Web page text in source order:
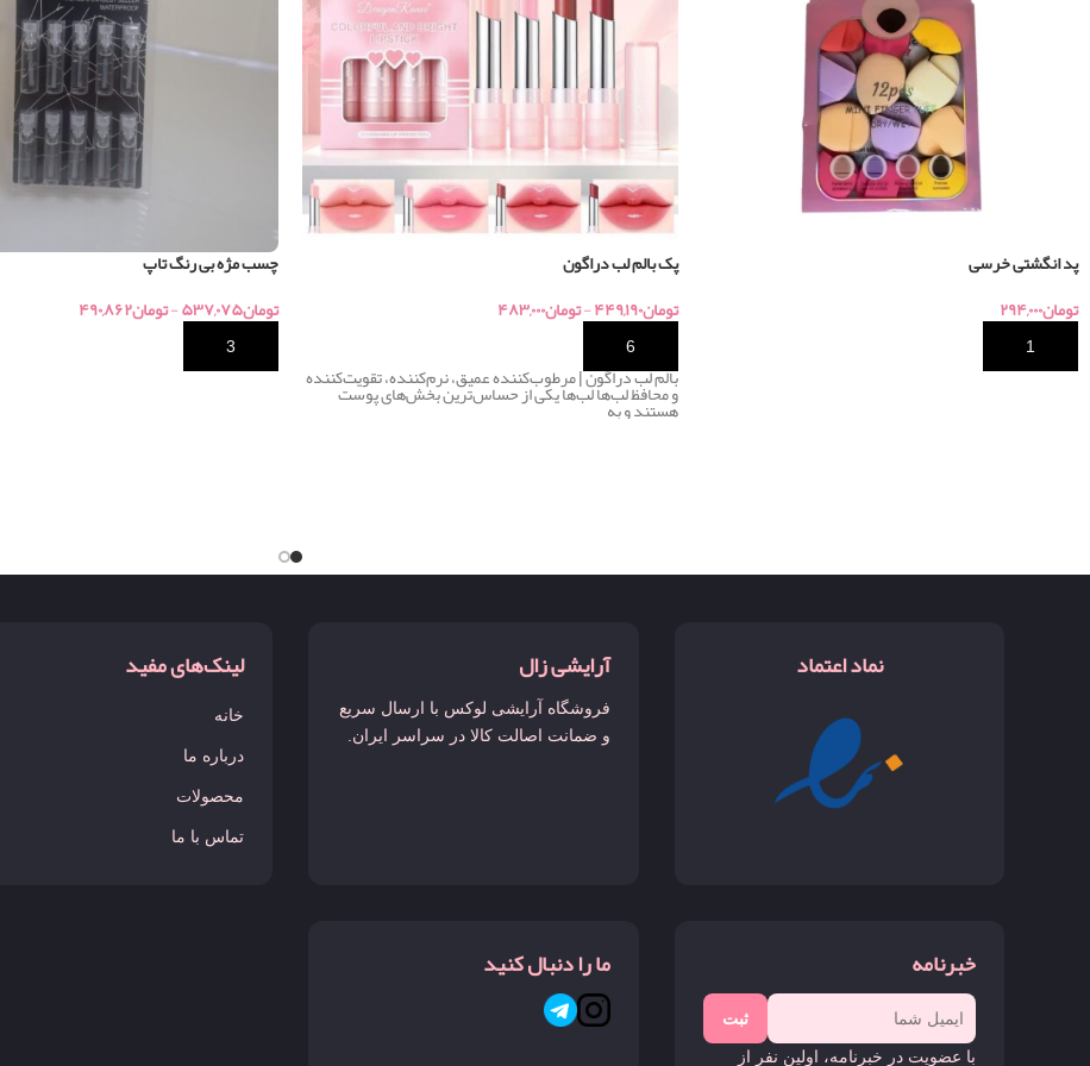
پد انگشتی خرسی
تومان۲۹۴,۰۰۰
خرید
پک بالم لب دراگون
تومان۴۴۹,۱۹۰-تومان۴۸۳,۰۰۰
خرید
بالم لب دراگون | مرطوب‌کننده عمیق، نرم‌کننده، تقویت‌کننده
و محافظ لب‌ها لب‌ها یکی از حساس‌ترین بخش‌های پوست
هستند و به
چسب مژه بی رنگ تاپ
تومان۵۳۷,۰۷۵-تومان۴۹۰,۸۶۲
نماد اعتماد آرایشی زال
فروشگاه آرایشی لوکس با ارسال سریع
و ضمانت اصالت کالا در سراسر ایران.
لینک‌های مفید
خانه
درباره ما
محصولات
تماس با ما
خبرنامه
ثبت
با عضویت در خبرنامه، اولین نفر از
ما را دنبال کنید